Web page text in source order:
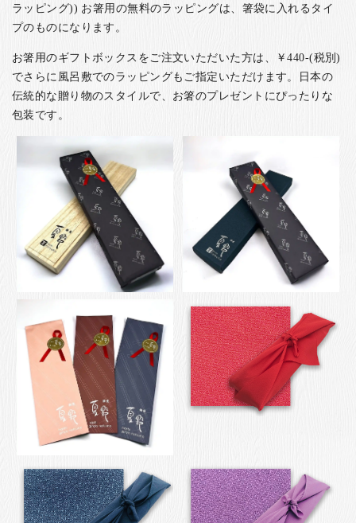
ラッピング)) お箸用の無料のラッピングは、箸袋に入れるタイ
プのものになります。
お箸用のギフトボックスをご注文いただいた方は、￥440-(税別)
でさらに風呂敷でのラッピングもご指定いただけます。日本の
伝統的な贈り物のスタイルで、お箸のプレゼントにぴったりな
包装です。